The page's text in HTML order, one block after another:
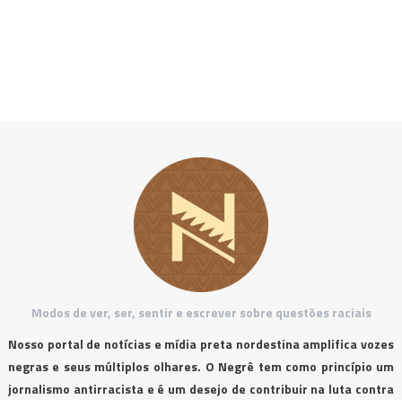
Modos de ver, ser, sentir e escrever sobre questões raciais
Nosso portal de notícias e mídia preta nordestina amplifica vozes
negras e seus múltiplos olhares. O Negrê tem como princípio um
jornalismo antirracista e é um desejo de contribuir na luta contra